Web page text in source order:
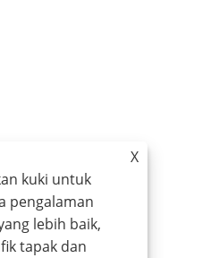
X
kuki untuk
pengalaman
lebih baik,
tapak dan